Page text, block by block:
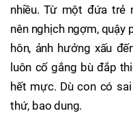
nhiều. Từ một đứa trẻ
nên nghịch ngợm, quậy
hôn, ảnh hưởng xấu
luôn cố gắng bù đắp
hết mực. Dù con có
thứ, bao dung.